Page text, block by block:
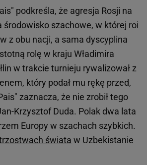
podkreśla, że agresja Rosji na
środowisko szachowe, w której roi
z obu nacji, a sama dyscyplina
rolę w kraju Władimira
w trakcie turnieju rywalizował z
który podał mu rękę przed,
zaznacza, że nie zrobił tego
Krzysztof Duda. Polak dwa lata
Europy w szachach szybkich.
świata w Uzbekistanie